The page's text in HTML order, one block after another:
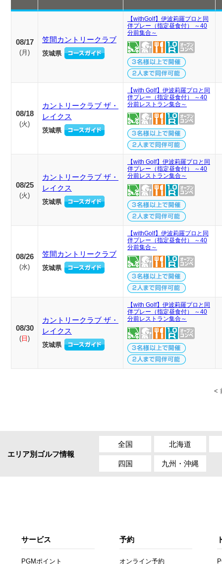
08/17
(月 )
笠間カントリークラブ
茨城県
【withGolf】伊波莉羅プロと同
伴プレー（指定昼食付） ～40
分前集合～
08/18
(火)
カントリークラブ ザ・
レイクス
茨城県
【with Golf】伊波莉羅プロと同
伴プレー（指定昼食付） ～40
分前レストラン集合～
08/25
(火)
カントリークラブ ザ・
レイクス
茨城県
【with Golf】伊波莉羅プロと同
伴プレー（指定昼食付） ～40
分前レストラン集合～
08/26
(水)
笠間カントリークラブ
茨城県
【withGolf】伊波莉羅プロと同
伴プレー（指定昼食付） ～40
分前集合～
08/30
( 日 )
カントリークラブ ザ・
レイクス
茨城県
【with Golf】伊波莉羅プロと同
伴プレー（指定昼食付） ～40
分前レストラン集合～
<
エリア別ゴルフ情報
全国 北海道
四国 九州・沖縄
サービス
PGMポイント
予約
オンライン予約